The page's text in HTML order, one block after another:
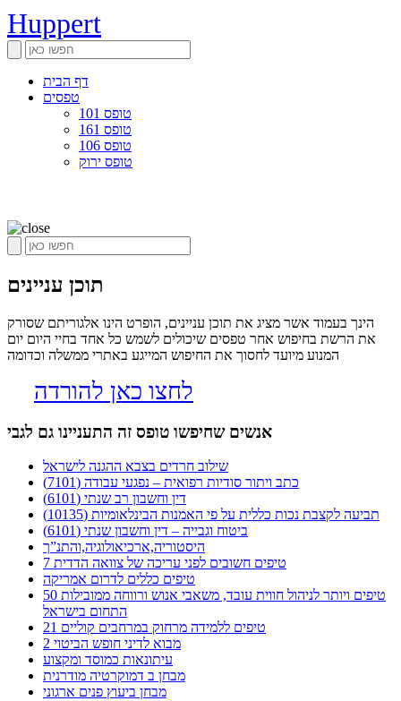
Huppert
דף הבית
טפסים
טופס 101
טופס 161
טופס 106
טופס ירוק
תוכן עניינים
הינך בעמוד אשר מציג את תוכן עניינים, הופרט הינו אלגוריתם שסורק
את הרשת בחיפוש אחר טפסים שיכולים לשמש כל אחד בחיי היום יום
המנוע מיועד לחסוך את החיפוש המייגע באתרי ממשלה וכדומה
לחצו כאן להורדה
אנשים שחיפשו טופס זה התעניינו גם לגבי
שילוב חרדים בצבא ההגנה לישראל
כתב ויתור סודיות רפואית – נפגעי עבודה (7101)
דין וחשבון רב שנתי (6101)
תביעה לקצבת נכות כללית על פי האמנות הבינלאומיות (10135)
ביטוח וגבייה – דין וחשבון שנתי (6101)
היסטוריה,ארכיאולוגיה,והתנ”ך
7 טיפים חשובים לפני עריכה של צוואה הדדית
טיפים כללים לדרום אמריקה
50 טיפים ויותר לניהול חווית עובד, משאבי אנוש ורווחה ממובילות
התחום בישראל
21 טיפים ללמידה מרחוק במרחבים קוליים
מבוא לדיני חופש הביטוי 2
עיתונאות כמוסד ומקצוע
מבחן ב דמוקרטיה מודרנית
מבחן ביעוץ פנים ארגוני